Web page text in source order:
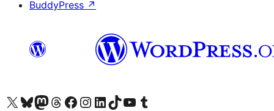
BuddyPress ↗
आमच्या X (एक्स) (पूर्वीचे ट्विटर) खात्याला भेट द्या आमच्या ब्लूस्की खात्याला भेट द्या.आमच्या Mastodon खात्याला भेट द्या.आमच्या थ्रेड्स खात्याला भेट द्या. आमच्या फेसबुक पेजला भेट द्या आमच्या इंस्टाग्राम खात्याला भेट द्या आमच्या लिंक्डइन खात्याला भेट द्या आमच्या टिकटॉक अकाउंटला भेट द्या.आमच्या यूट्यूब चॅनेलला भेट द्या आमच्या टंबलर खात्याला भेट द्या.